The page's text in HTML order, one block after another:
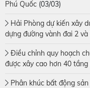
Phú Quốc (03/03)
Hải Phòng dự kiến xây
dựng đường vành đai 2 và
Điều chỉnh quy hoạch
được xây cao hơn 40 tầng
Phân khúc bất động